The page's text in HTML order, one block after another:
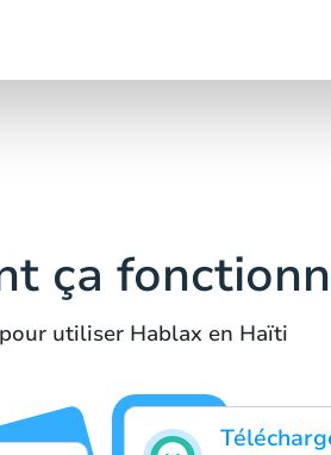
ça
utiliser Hablax en Haïti